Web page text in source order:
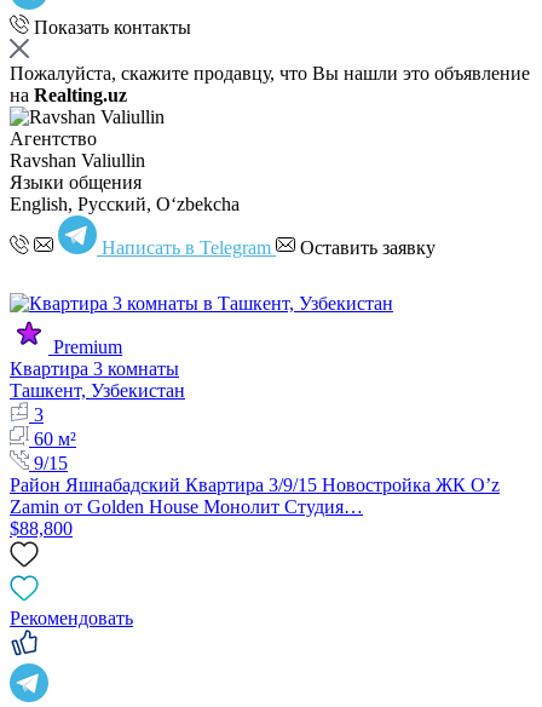
Показать контакты
Пожалуйста, скажите продавцу, что Вы нашли это объявление
на Realting.uz
Агентство
Ravshan Valiullin
Языки общения
English, Русский, Oʻzbekcha
Написать в Telegram Оставить заявку
Premium
Квартира 3 комнаты
Ташкент, Узбекистан
3
60 м²
9/15
Район Яшнабадский Квартира 3/9/15 Новостройка ЖК O’z
Zamin от Golden House Монолит Студия…
$88,800
Рекомендовать